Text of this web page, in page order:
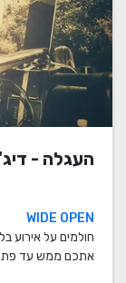
העגלה -
WIDE OPEN
אתכם ממש עד פתח